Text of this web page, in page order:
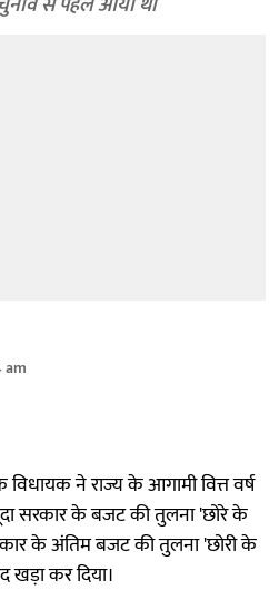
am
ने राज्य के आगामी वित्त वर्ष
सरकार के बजट की तुलना 'छोरे के
के अंतिम बजट की तुलना 'छोरी के
खड़ा कर दिया।